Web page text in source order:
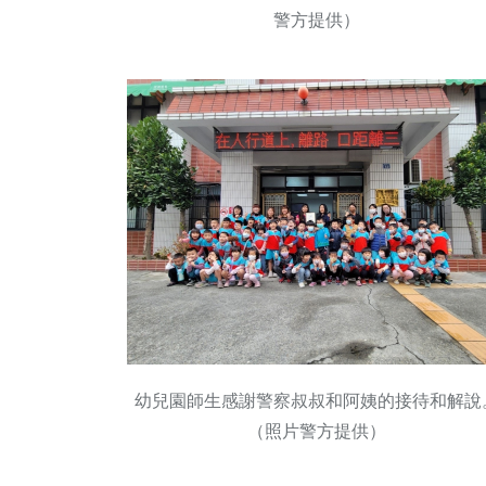
警方提供）
幼兒園師生感謝警察叔叔和阿姨的接待和解說
（照片警方提供）